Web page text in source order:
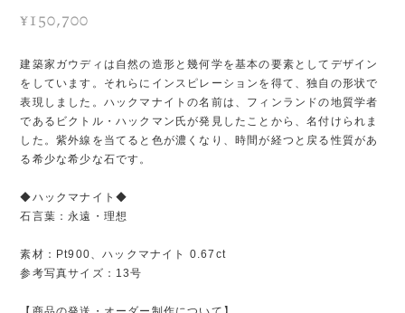
¥150,700
建築家ガウディは自然の造形と幾何学を基本の要素としてデザイン
をしています。それらにインスピレーションを得て、独自の形状で
表現しました。ハックマナイトの名前は、フィンランドの地質学者
であるビクトル・ハックマン氏が発見したことから、名付けられま
した。紫外線を当てると色が濃くなり、時間が経つと戻る性質があ
る希少な希少な石です。
◆ハックマナイト◆
石言葉：永遠・理想
素材：Pt900、ハックマナイト 0.67ct
参考写真サイズ：13号